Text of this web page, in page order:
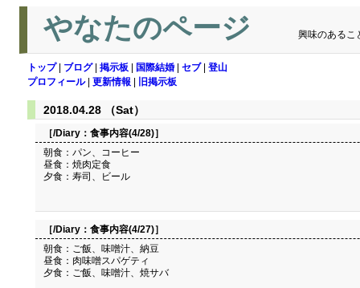
やなたのページ 興味のあるこ
トップ| ブログ| 掲示板 国際結婚 セブ| 登山
プロフィール| 更新情報 旧掲示板
2018.04.28 （Sat）
［/Diary： 食事内容(4/28)］
朝食：パン、コーヒー
昼食：焼肉定食
夕食：寿司、ビール
［/Diary： 食事内容(4/27)］
朝食：ご飯、味噌汁、納豆
昼食：肉味噌スパゲティ
夕食：ご飯、味噌汁、焼サバ